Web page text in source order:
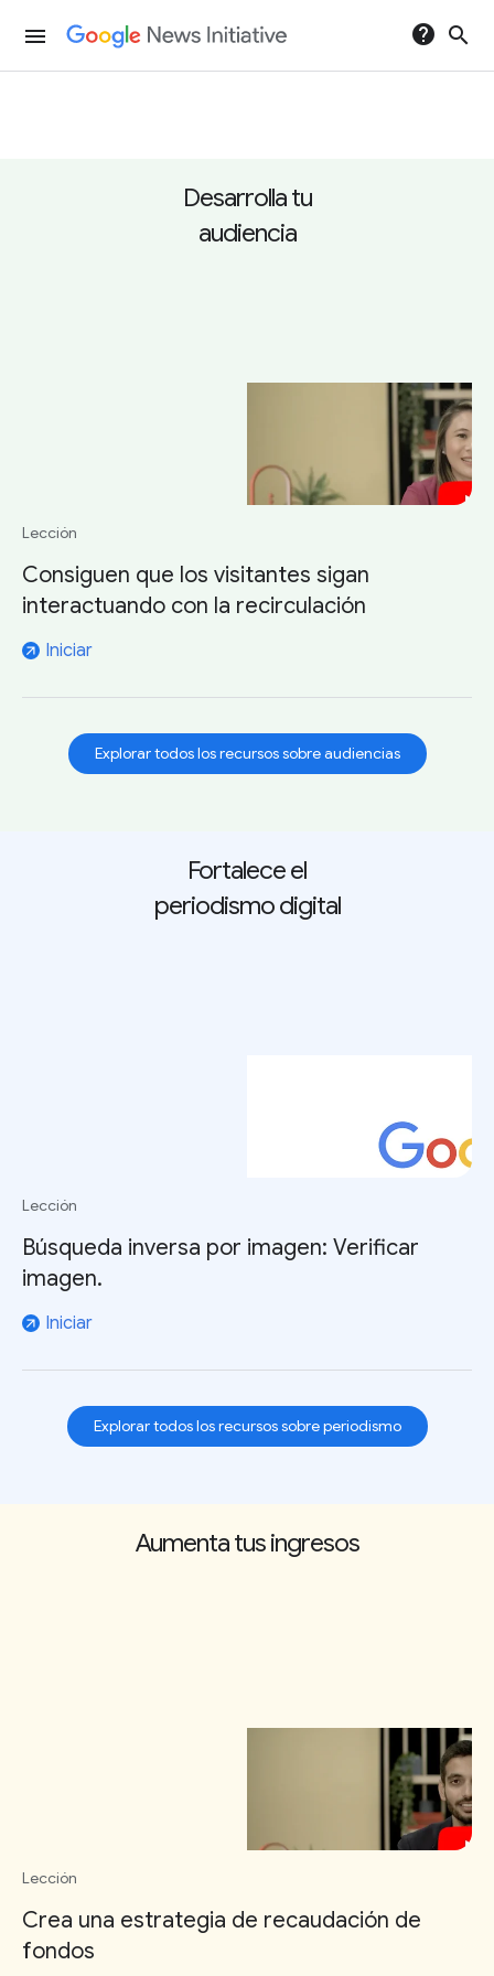
menu help search
Desarrolla tu
audiencia
Lección
Consiguen que los visitantes sigan
interactuando con la recirculación
arrow_outward Iniciar
Explorar todos los recursos sobre audiencias
Fortalece el
periodismo digital
Lección
Búsqueda inversa por imagen: Verificar
imagen.
arrow_outward Iniciar
Explorar todos los recursos sobre periodismo
Aumenta tus ingresos
Lección
Crea una estrategia de recaudación de
fondos